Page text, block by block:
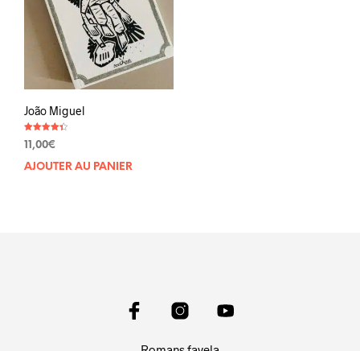
João Miguel
Note
4.33
11,00€
AJOUTER AU PANIER